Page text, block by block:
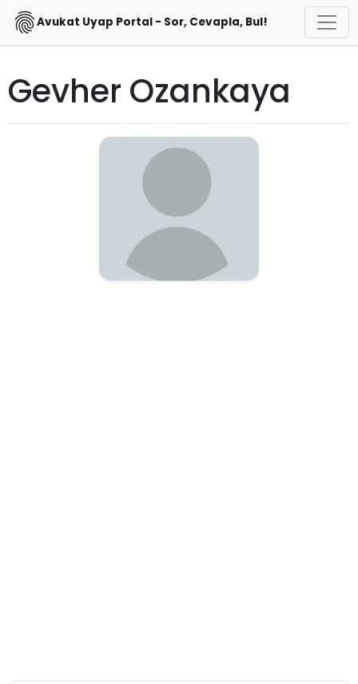
Avukat Uyap Portal - Sor, Cevapla, Bul!
Gevher Ozankaya